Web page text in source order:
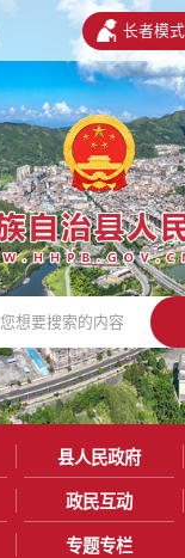
长者模式
县人民政府
政民互动
专题专栏